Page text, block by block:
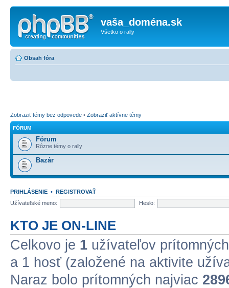
vaša_doména.sk
Všetko o rally
Obsah fóra
Zobraziť témy bez odpovede • Zobraziť aktívne témy
FÓRUM
Fórum
Rôzne témy o rally
Bazár
PRIHLÁSENIE • REGISTROVAŤ
Užívateľské meno:
Heslo:
KTO JE ON-LINE
Celkovo je 1 užívateľov
a 1 hosť (založené na aktivite
Naraz bolo prítomných najviac